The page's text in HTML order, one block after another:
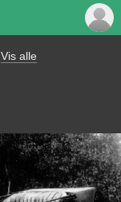
Vis alle